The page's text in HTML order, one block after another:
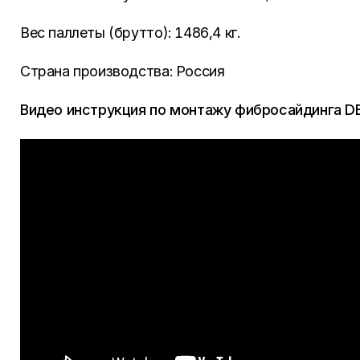
Вес паллеты (брутто): 1486,4 кг.
Страна производства: Россия
Видео инструкция по монтажу фибросайдинга